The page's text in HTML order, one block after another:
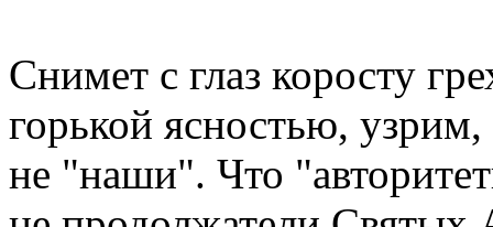
Снимет с глаз коросту
горькой ясностью,
не "наши". Что